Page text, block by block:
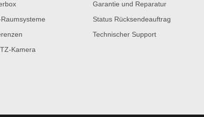
Kamera
Garantie und Reparatur
Status Rücksendeauftrag
Technischer Support